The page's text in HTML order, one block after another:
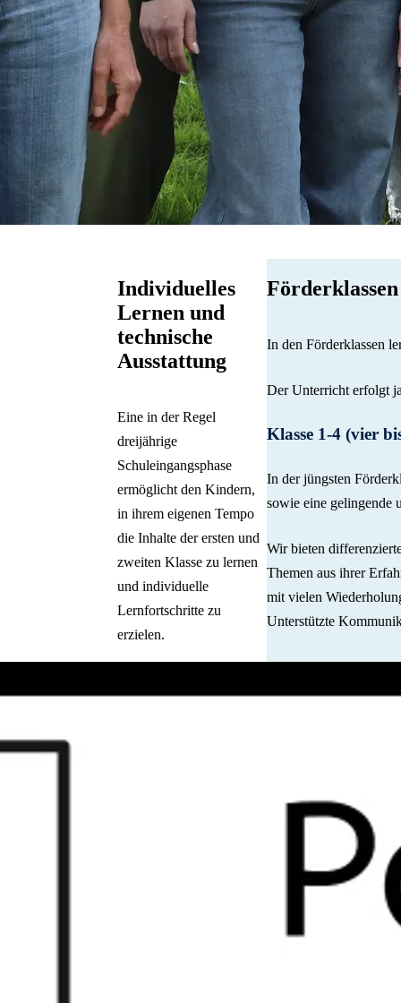
Individuelles
Lernen und
technische
Ausstattung
Eine in der Regel
dreijährige
Schuleingangsphase
ermöglicht den Kindern,
in ihrem eigenen Tempo
die Inhalte der ersten und
zweiten Klasse zu lernen
und individuelle
Lernfortschritte zu
erzielen.
In den Förderklassen
Der Unterricht erfolgt
Klasse 1-4 (vier
In der jüngsten
sowie eine gelingende
Wir bieten
Themen aus ihrer
mit vielen
Unterstützte